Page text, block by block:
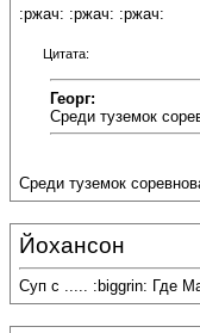
:ржач: :ржач: :ржач:
Цитата:
Георг:
Среди туземок
Среди туземок
Йохансон
Суп с ..... :biggrin: Где